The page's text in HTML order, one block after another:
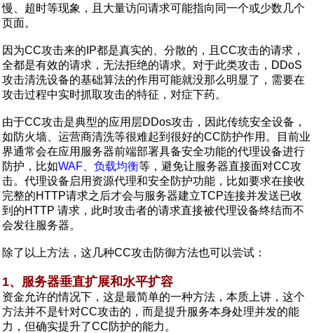
慢、超时等现象，且大量访问请求可能指向同一个或少数几个
页面。
因为CC攻击来的IP都是真实的、分散的，且CC攻击的请求，
全都是有效的请求，无法拒绝的请求。对于此类攻击，DDoS
攻击清洗设备的基础算法的作用可能就没那么明显了，需要在
攻击过程中实时抓取攻击的特征，对症下药。
由于CC攻击是典型的应用层DDos攻击，因此传统安全设备，
如防火墙、运营商清洗等很难起到很好的CC防护作用。目前业
界通常会在应用服务器前端部署具备安全功能的代理设备进行
防护，比如WAF、负载均衡等，避免让服务器直接面对CC攻
击。代理设备启用资源代理和安全防护功能，比如要求在接收
完整的HTTP请求之后才会与服务器建立TCP连接并发送已收
到的HTTP 请求，此时攻击者的请求直接被代理设备终结而不
会发往服务器。
除了以上方法，这几种CC攻击防御方法也可以尝试：
1、服务器垂直扩展和水平扩容
资金允许的情况下，这是最简单的一种方法，本质上讲，这个
方法并不是针对CC攻击的，而是提升服务本身处理并发的能
力，但确实提升了CC防护的能力。